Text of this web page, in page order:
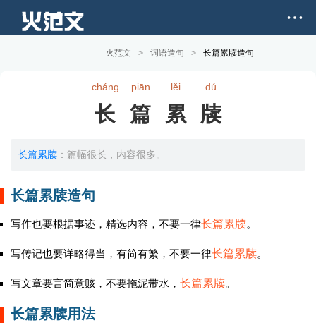
火范文 > 词语造句 > 长篇累牍造句
cháng piān lěi dú
长篇累牍
长篇累牍 ：篇幅很长，内容很多。
长篇累牍造句
写作也要根据事迹，精选内容，不要一律长篇累牍。
写传记也要详略得当，有简有繁，不要一律长篇累牍。
写文章要言简意赅，不要拖泥带水， 长篇累牍。
长篇累牍用法